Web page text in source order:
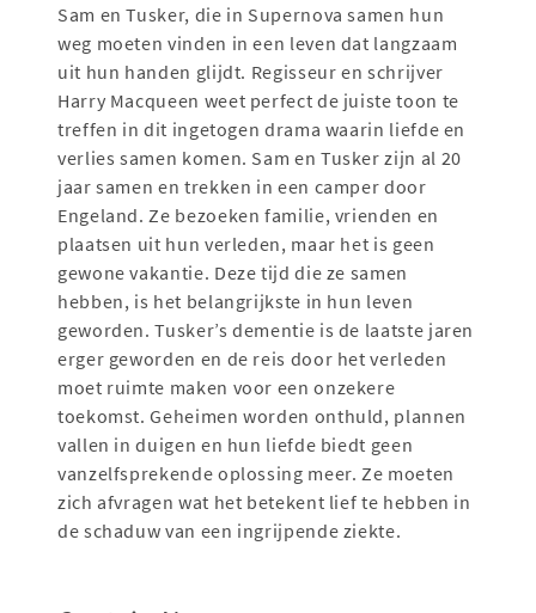
Sam en Tusker, die in Supernova samen hun
weg moeten vinden in een leven dat langzaam
uit hun handen glijdt. Regisseur en schrijver
Harry Macqueen weet perfect de juiste toon te
treffen in dit ingetogen drama waarin liefde en
verlies samen komen. Sam en Tusker zijn al 20
jaar samen en trekken in een camper door
Engeland. Ze bezoeken familie, vrienden en
plaatsen uit hun verleden, maar het is geen
gewone vakantie. Deze tijd die ze samen
hebben, is het belangrijkste in hun leven
geworden. Tusker’s dementie is de laatste jaren
erger geworden en de reis door het verleden
moet ruimte maken voor een onzekere
toekomst. Geheimen worden onthuld, plannen
vallen in duigen en hun liefde biedt geen
vanzelfsprekende oplossing meer. Ze moeten
zich afvragen wat het betekent lief te hebben in
de schaduw van een ingrijpende ziekte.